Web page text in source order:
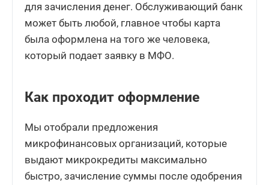
для зачисления денег. Обслуживающий банк
может быть любой, главное чтобы карта
была оформлена на того же человека,
который подает заявку в МФО.
Как проходит оформление
Мы отобрали предложения
микрофинансовых организаций, которые
выдают микрокредиты максимально
быстро, зачисление суммы после одобрения